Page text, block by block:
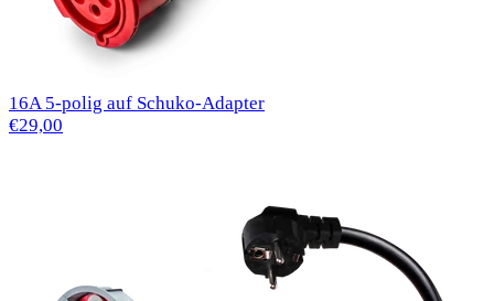
16A 5-polig auf Schuko-Adapter
€29,00